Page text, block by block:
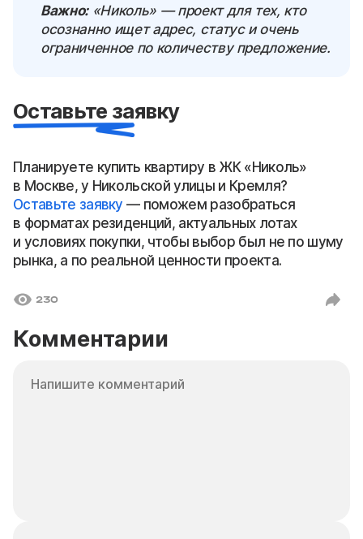
Важно:«Николь» — проект для тех, кто
осознанно ищет адрес, статус и очень
ограниченное по количеству предложение.
Оставьте заявку
Планируете купить квартиру в ЖК «Николь»
в Москве, у Никольской улицы и Кремля?
Оставьте заявку — поможем разобраться
в форматах резиденций, актуальных лотах
и условиях покупки, чтобы выбор был не по шуму
рынка, а по реальной ценности проекта.
230
Комментарии